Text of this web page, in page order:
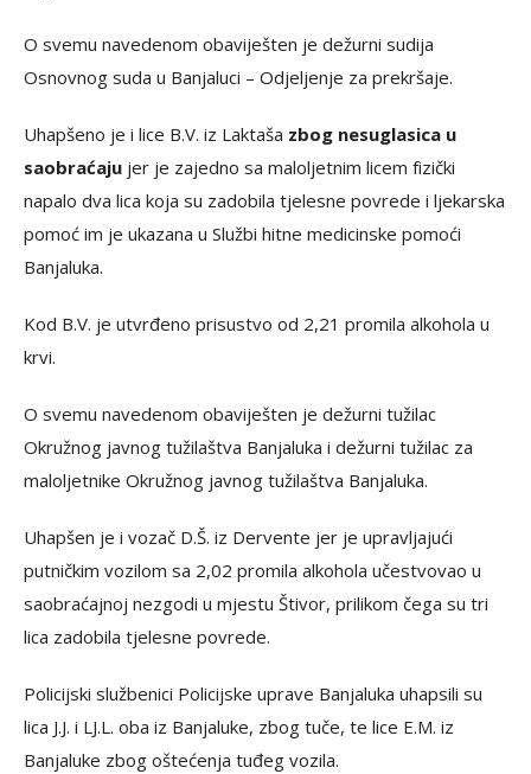
O svemu navedenom obaviješten je dežurni sudija
Osnovnog suda u Banjaluci – Odjeljenje za prekršaje.
Uhapšeno je i lice B.V. iz Laktaša zbog nesuglasica u
saobraćaju jer je zajedno sa maloljetnim licem fizički
napalo dva lica koja su zadobila tjelesne povrede i ljekarska
pomoć im je ukazana u Službi hitne medicinske pomoći
Banjaluka.
Kod B.V. je utvrđeno prisustvo od 2,21 promila alkohola u
krvi.
O svemu navedenom obaviješten je dežurni tužilac
Okružnog javnog tužilaštva Banjaluka i dežurni tužilac za
maloljetnike Okružnog javnog tužilaštva Banjaluka.
Uhapšen je i vozač D.Š. iz Dervente jer je upravljajući
putničkim vozilom sa 2,02 promila alkohola učestvovao u
saobraćajnoj nezgodi u mjestu Štivor, prilikom čega su tri
lica zadobila tjelesne povrede.
Policijski službenici Policijske uprave Banjaluka uhapsili su
lica J.J. i LJ.L. oba iz Banjaluke, zbog tuče, te lice E.M. iz
Banjaluke zbog oštećenja tuđeg vozila.